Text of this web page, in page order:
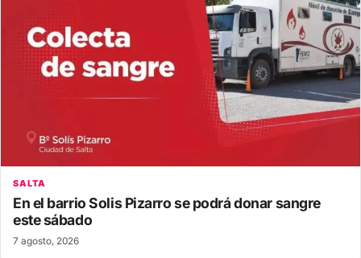
SALTA
En el barrio Solis Pizarro se podrá donar sangre
este sábado
7 agosto, 2026